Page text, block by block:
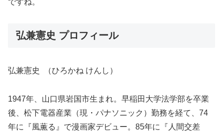
ですね。
弘兼憲史 プロフィール
弘兼憲史 （ひろかね けんし）
1947年、山口県岩国市生まれ。早稲田大学法学部を卒業
後、松下電器産業（現・パナソニック）勤務を経て、74
年に『風薫る』で漫画家デビュー。85年に『人間交差